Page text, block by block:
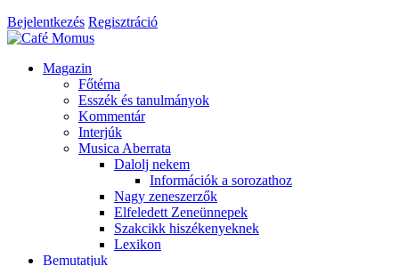
Bejelentkezés Regisztráció
Magazin
Főtéma
Esszék és tanulmányok
Kommentár
Interjúk
Musica Aberrata
Dalolj nekem
Információk a sorozathoz
Nagy zeneszerzők
Elfeledett Zeneünnepek
Szakcikk hiszékenyeknek
Lexikon
Bemutatjuk